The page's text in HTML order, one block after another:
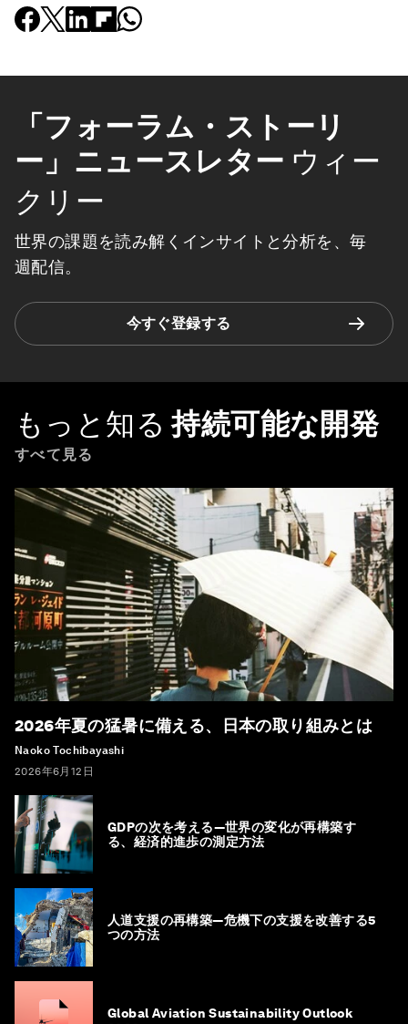
「フォーラム・ストーリ
ー」ニュースレター ウィー
クリー
世界の課題を読み解くインサイトと分析を、毎
週配信。
今すぐ登録する
もっと知る 持続可能な開発
すべて見る
2026年夏の猛暑に備える、日本の取り組みとは
Naoko Tochibayashi
2026年6月12日
GDPの次を考える―世界の変化が再構築す
る、経済的進歩の測定方法
人道支援の再構築―危機下の支援を改善する5
つの方法
Global Aviation Sustainability Outlook